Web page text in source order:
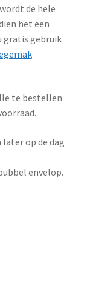
de hele
het een
gratis gebruik
te bestellen
op de dag
envelop.